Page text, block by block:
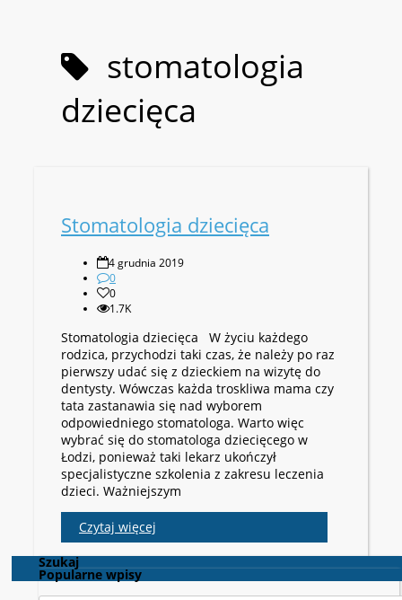
stomatologia
dziecięca
Stomatologia dziecięca
4 grudnia 2019
0
0
1.7K
Stomatologia dziecięca W życiu każdego
rodzica, przychodzi taki czas, że należy po raz
pierwszy udać się z dzieckiem na wizytę do
dentysty. Wówczas każda troskliwa mama czy
tata zastanawia się nad wyborem
odpowiedniego stomatologa. Warto więc
wybrać się do stomatologa dziecięcego w
Łodzi, ponieważ taki lekarz ukończył
specjalistyczne szkolenia z zakresu leczenia
dzieci. Ważniejszym
Czytaj więcej
Szukaj
Popularne wpisy